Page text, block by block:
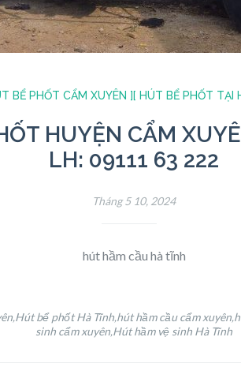
BỂ PHỐT CẨM XUYÊN ] [ HÚT BỂ PHỐT TẠI
HUYỆN CẨM
LH: 09111 63 222
Tháng 5 10, 2024
hút hầm cầu hà tĩnh
,Hút bể phốt Hà Tĩnh,hút hầm cầu cẩm xuyên,
sinh cẩm xuyên,Hút hầm vệ sinh Hà Tĩnh